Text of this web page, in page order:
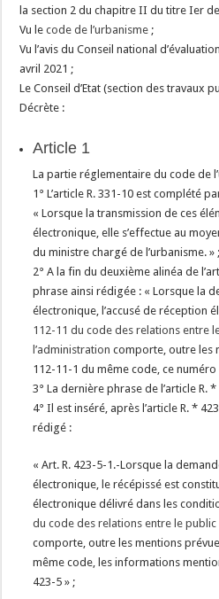
la section 2 du chapitre II du titre Ier
Vu lecode de l’urbanisme ;
Vu l’avis du Conseil national
avril 2021 ;
Le Conseil d’Etat (section des travaux
Décrète :
Article 1
La partie réglementaire du code de
1° L’article R. 331-10 est complété
« Lorsque la transmission de ces
électronique, elle s’effectue au
du ministre chargé de l’urbanisme. » ;
2° A la fin du deuxième alinéa de
phrase ainsi rédigée : « Lorsque la
électronique, l’accusé de réception
112-11 du code des relations entre
l’administrationcomporte, outre les
112-11-1 du même code, ce numéro
3° La dernière phrase de l’article R.
4° Il est inséré, après l’article R. *
rédigé :
« Art. R. 423-5-1.-Lorsque la
électronique, le récépissé est
électronique délivré dans les
du code des relations entre le public
comporte, outre les mentions
même code, les informations
423-5 » ;